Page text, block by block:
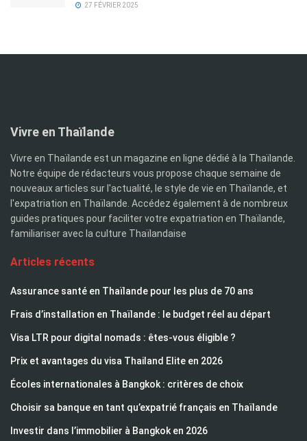
27 FÉVRIER 2025
Vivre en Thaïlande
Vivre en Thaïlande est un magazine en ligne dédié à la Thaïlande.
Notre équipe de rédacteurs vous propose chaque semaine de
nouveaux articles sur l'actualité, le style de vie en Thaïlande, et
l'expatriation en Thaïlande. Accédez également à de nombreux
guides pratiques pour faciliter votre expatriation en Thaïlande,
familiariser avec la culture Thaïlandaise
Articles récents
Assurance santé en Thaïlande pour les plus de 70 ans
Frais d’installation en Thaïlande : le budget réel au départ
Visa LTR pour digital nomads : êtes-vous éligible ?
Prix et avantages du visa Thailand Elite en 2026
Écoles internationales à Bangkok : critères de choix
Choisir sa banque en tant qu’expatrié français en Thaïlande
Investir dans l’immobilier à Bangkok en 2026